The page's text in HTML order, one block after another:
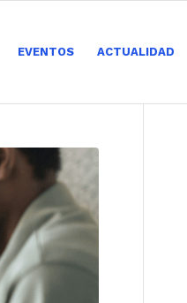
EVENTOS ACTUALIDAD